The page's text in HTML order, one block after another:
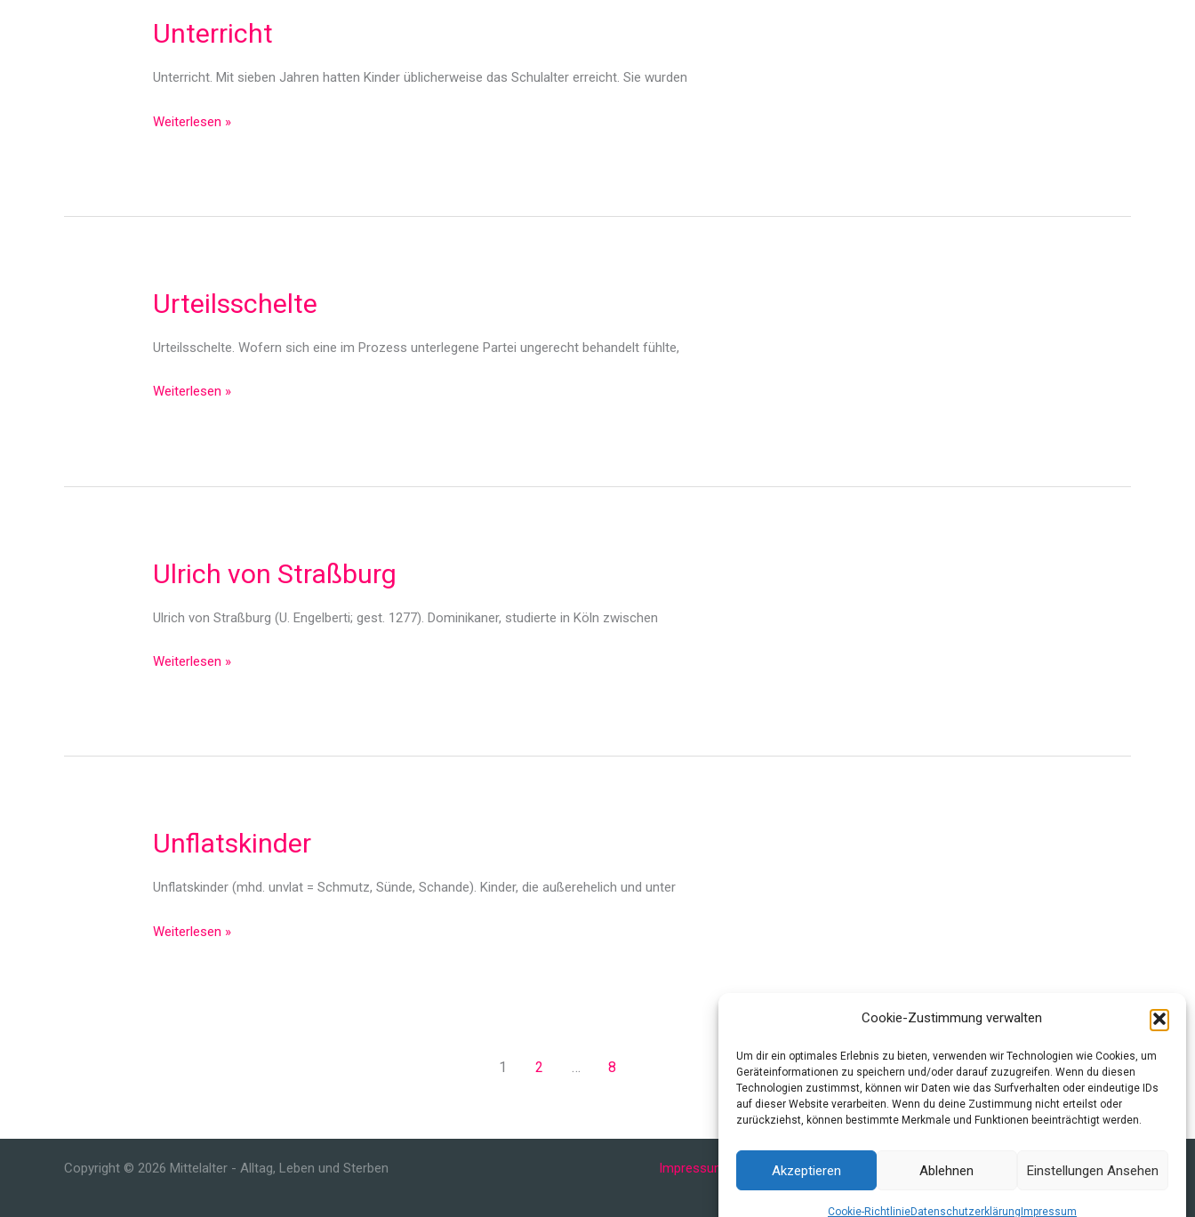
Cookie-Zustimmung verwalten
Um dir ein optimales Erlebnis zu bieten, verwenden wir Technologien wie Cookies, um
Geräteinformationen zu speichern und/oder darauf zuzugreifen. Wenn du diesen
Technologien zustimmst, können wir Daten wie das Surfverhalten oder eindeutige IDs
auf dieser Website verarbeiten. Wenn du deine Zustimmung nicht erteilst oder
zurückziehst, können bestimmte Merkmale und Funktionen beeinträchtigt werden.
Akzeptieren Ablehnen Einstellungen Ansehen
Cookie-RichtlinieDatenschutzerklärung Impressum
Unterricht
Unterricht. Mit sieben Jahren hatten Kinder üblicherweise das Schulalter erreicht. Sie wurden
Unterricht
Weiterlesen »
Urteilsschelte
Urteilsschelte. Wofern sich eine im Prozess unterlegene Partei ungerecht behandelt fühlte,
Urteilsschelte
Weiterlesen »
Ulrich von Straßburg
Ulrich von Straßburg (U. Engelberti; gest. 1277). Dominikaner, studierte in Köln zwischen
Ulrich
Weiterlesen »
Unflatskinder
Unflatskinder (mhd. unvlat = Schmutz, Sünde, Schande). Kinder, die außerehelich und unter
Unflatskinder
Weiterlesen »
1 2 … 8 Weiter→
Copyright © 2026 Mittelalter - Alltag, Leben und Sterben Impressum Datenschutzerklärung und Cookie-Richtlinie Quellen Index